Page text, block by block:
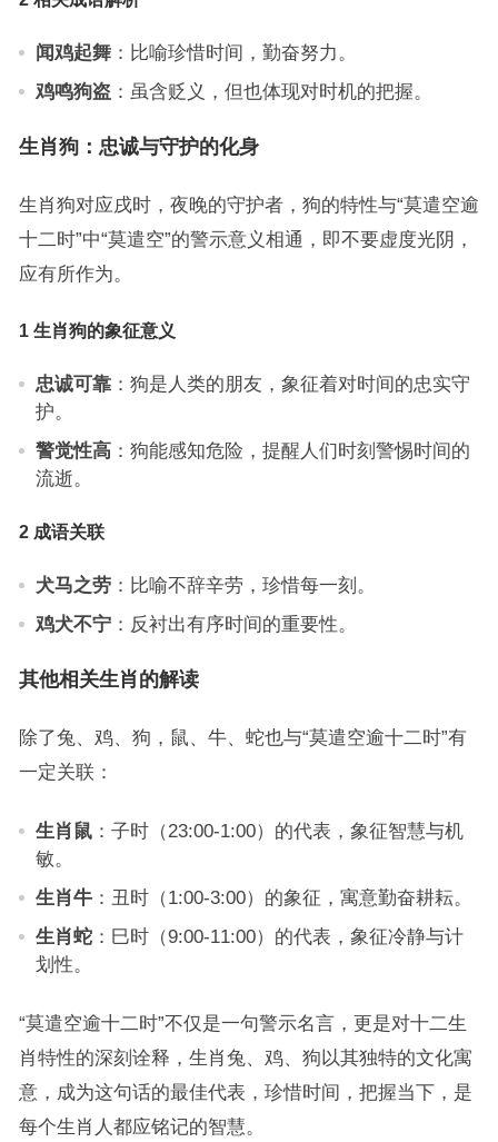
闻鸡起舞：比喻珍惜时间，勤奋努力。
鸡鸣狗盗：虽含贬义，但也体现对时机的把握。
生肖狗：忠诚与守护的化身
生肖狗对应戌时，夜晚的守护者，狗的特性与“莫遣空逾
十二时”中“莫遣空”的警示意义相通，即不要虚度光阴，
应有所作为。
1 生肖狗的象征意义
忠诚可靠：狗是人类的朋友，象征着对时间的忠实守
护。
警觉性高：狗能感知危险，提醒人们时刻警惕时间的
流逝。
2 成语关联
犬马之劳：比喻不辞辛劳，珍惜每一刻。
鸡犬不宁：反衬出有序时间的重要性。
其他相关生肖的解读
除了兔、鸡、狗，鼠、牛、蛇也与“莫遣空逾十二时”有
一定关联：
生肖鼠：子时（23:00-1:00）的代表，象征智慧与机
敏。
生肖牛：丑时（1:00-3:00）的象征，寓意勤奋耕耘。
生肖蛇：巳时（9:00-11:00）的代表，象征冷静与计
划性。
“莫遣空逾十二时”不仅是一句警示名言，更是对十二生
肖特性的深刻诠释，生肖兔、鸡、狗以其独特的文化寓
意，成为这句话的最佳代表，珍惜时间，把握当下，是
每个生肖人都应铭记的智慧。